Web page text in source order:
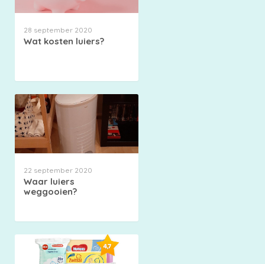
28 september 2020
Wat kosten luiers?
22 september 2020
Waar luiers
weggooien?